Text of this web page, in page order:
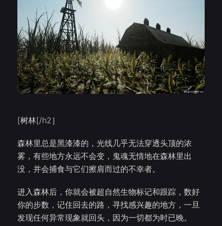
[树林[/h2］
森林里总是黑漆漆的，光线几乎无法穿透头顶的浓
雾，有些地方永远不会变，鬼魂无情地在森林里出
没，并会捕食与它们擦肩而过的不幸者。
进入森林后，你就会被超自然生物标记和跟踪，数好
你的步数，记住回去的路，寻找感兴趣的地方，一旦
发现任何异常现象就回头，因为一切都为时已晚。